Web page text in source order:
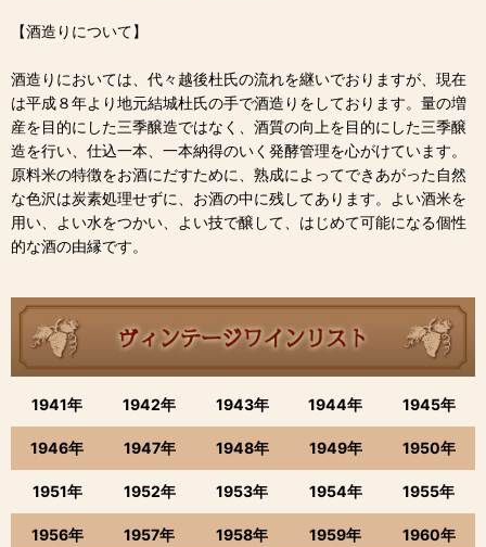
【酒造りについて】
酒造りにおいては、代々越後杜氏の流れを継いでおりますが、現在
は平成８年より地元結城杜氏の手で酒造りをしております。量の増
産を目的にした三季醸造ではなく、酒質の向上を目的にした三季醸
造を行い、仕込一本、一本納得のいく発酵管理を心がけています。
原料米の特徴をお酒にだすために、熟成によってできあがった自然
な色沢は炭素処理せずに、お酒の中に残してあります。よい酒米を
用い、よい水をつかい、よい技で醸して、はじめて可能になる個性
的な酒の由縁です。
1941年 1942年 1943年 1944年 1945年
1946年 1947年 1948年 1949年 1950年
1951年 1952年 1953年 1954年 1955年
1956年 1957年 1958年 1959年 1960年